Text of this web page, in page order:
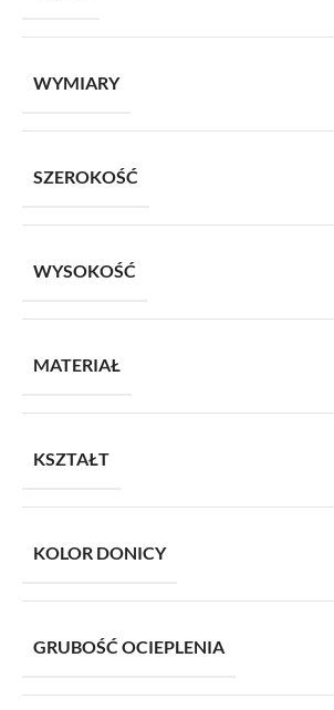
WYMIARY
SZEROKOŚĆ
WYSOKOŚĆ
MATERIAŁ
KSZTAŁT
KOLOR DONICY
GRUBOŚĆ OCIEPLENIA